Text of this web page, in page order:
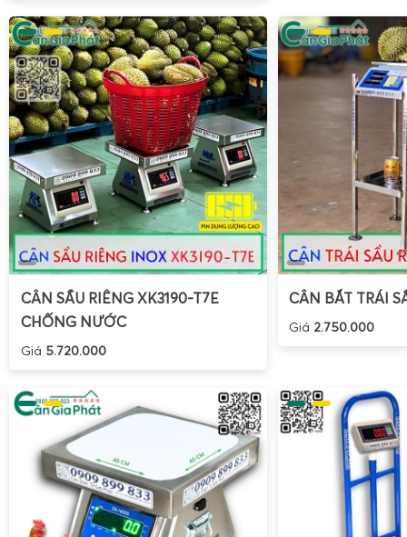
CÂN SẦU RIÊNG XK3190-T7E
CHỐNG NƯỚC
Giá 5.720.000
CÂN BẮT TRÁI
Giá 2.750.000